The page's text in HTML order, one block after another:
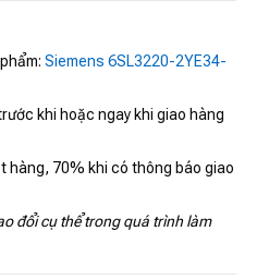
Siemens 6SL3220-2YE34-
khi hoặc ngay khi giao hàng
hàng, 70% khi có thông báo giao
đổi cụ thể trong quá trình làm